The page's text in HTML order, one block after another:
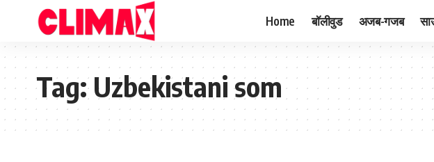
Home बॉलीवुड अजब-गजब
Tag:Uzbekistani som